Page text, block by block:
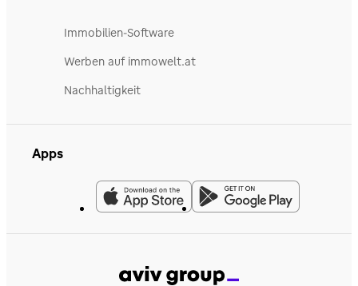
Immobilien-Software
Werben auf immowelt.at
Nachhaltigkeit
Apps